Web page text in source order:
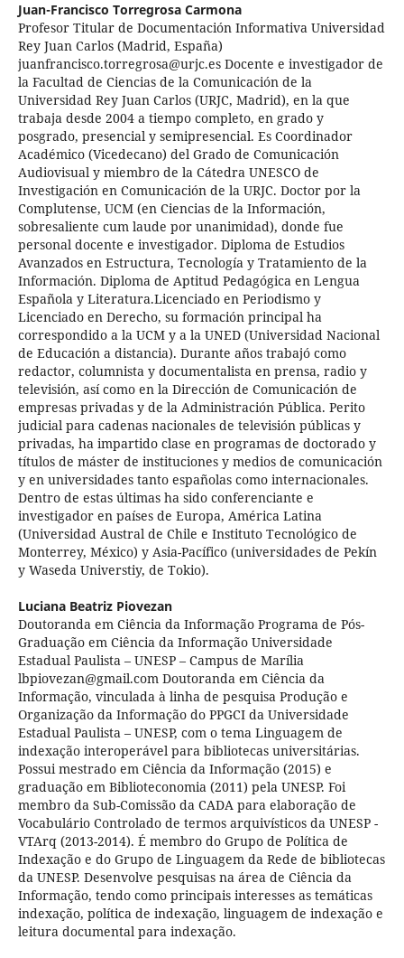
Juan-Francisco Torregrosa Carmona
Profesor Titular de Documentación Informativa Universidad
Rey Juan Carlos (Madrid, España)
juanfrancisco.torregrosa@urjc.es Docente e investigador de
la Facultad de Ciencias de la Comunicación de la
Universidad Rey Juan Carlos (URJC, Madrid), en la que
trabaja desde 2004 a tiempo completo, en grado y
posgrado, presencial y semipresencial. Es Coordinador
Académico (Vicedecano) del Grado de Comunicación
Audiovisual y miembro de la Cátedra UNESCO de
Investigación en Comunicación de la URJC. Doctor por la
Complutense, UCM (en Ciencias de la Información,
sobresaliente cum laude por unanimidad), donde fue
personal docente e investigador. Diploma de Estudios
Avanzados en Estructura, Tecnología y Tratamiento de la
Información. Diploma de Aptitud Pedagógica en Lengua
Española y Literatura.Licenciado en Periodismo y
Licenciado en Derecho, su formación principal ha
correspondido a la UCM y a la UNED (Universidad Nacional
de Educación a distancia). Durante años trabajó como
redactor, columnista y documentalista en prensa, radio y
televisión, así como en la Dirección de Comunicación de
empresas privadas y de la Administración Pública. Perito
judicial para cadenas nacionales de televisión públicas y
privadas, ha impartido clase en programas de doctorado y
títulos de máster de instituciones y medios de comunicación
y en universidades tanto españolas como internacionales.
Dentro de estas últimas ha sido conferenciante e
investigador en países de Europa, América Latina
(Universidad Austral de Chile e Instituto Tecnológico de
Monterrey, México) y Asia-Pacífico (universidades de Pekín
y Waseda Universtiy, de Tokio).
Luciana Beatriz Piovezan
Doutoranda em Ciência da Informação Programa de Pós-
Graduação em Ciência da Informação Universidade
Estadual Paulista – UNESP – Campus de Marília
lbpiovezan@gmail.com Doutoranda em Ciência da
Informação, vinculada à linha de pesquisa Produção e
Organização da Informação do PPGCI da Universidade
Estadual Paulista – UNESP, com o tema Linguagem de
indexação interoperável para bibliotecas universitárias.
Possui mestrado em Ciência da Informação (2015) e
graduação em Biblioteconomia (2011) pela UNESP. Foi
membro da Sub-Comissão da CADA para elaboração de
Vocabulário Controlado de termos arquivísticos da UNESP -
VTArq (2013-2014). É membro do Grupo de Política de
Indexação e do Grupo de Linguagem da Rede de bibliotecas
da UNESP. Desenvolve pesquisas na área de Ciência da
Informação, tendo como principais interesses as temáticas
indexação, política de indexação, linguagem de indexação e
leitura documental para indexação.